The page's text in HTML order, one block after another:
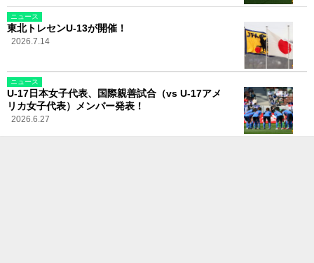
ニュース
東北トレセンU-13が開催！
2026.7.14
ニュース
U-17日本女子代表、国際親善試合（vs U-17アメ
リカ女子代表）メンバー発表！
2026.6.27